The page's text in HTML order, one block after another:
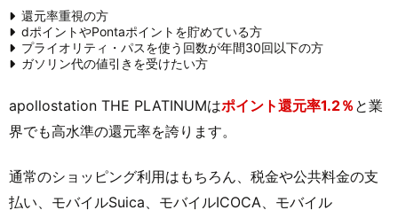
還元率重視の方
dポイントやPontaポイントを貯めている方
プライオリティ・パスを使う回数が年間30回以下の方
ガソリン代の値引きを受けたい方
apollostation THE PLATINUMはポイント還元率1.2％ と業
界でも高水準の還元率を誇ります。
通常のショッピング利用はもちろん、税金や公共料金の支
払い、モバイルSuica、モバイルICOCA、モバイル